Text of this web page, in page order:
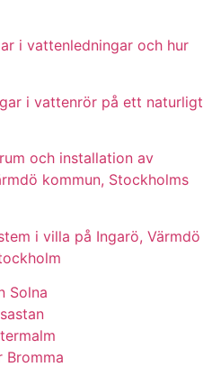
i vattenledningar och hur
i vattenrör på ett naturligt
och installation av
kommun, Stockholms
i villa på Ingarö, Värmdö
Solna
Bromma